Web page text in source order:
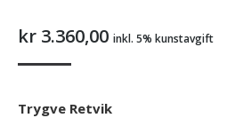
kr 3.360,00 inkl. 5% kunstavgift
Trygve Retvik